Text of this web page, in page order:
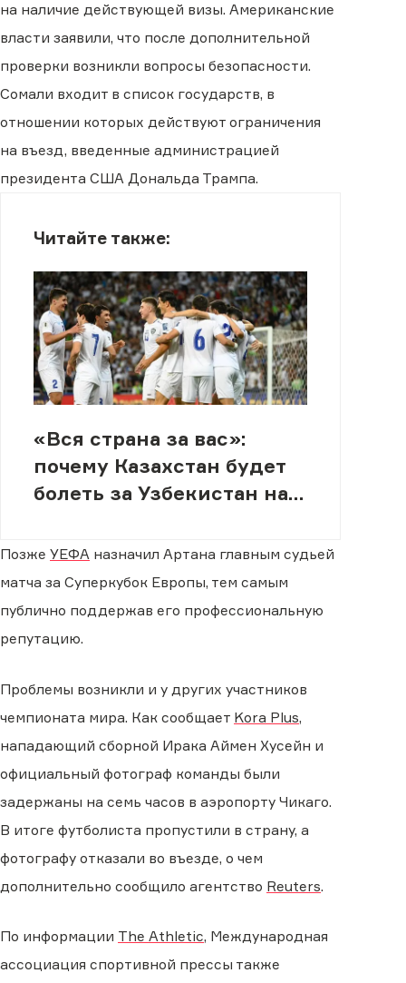
на наличие действующей визы. Американские
власти заявили, что после дополнительной
проверки возникли вопросы безопасности.
Сомали входит в список государств, в
отношении которых действуют ограничения
на въезд, введенные администрацией
президента США Дональда Трампа.
Читайте также:
«Вся страна за вас»:
почему Казахстан будет
болеть за Узбекистан на
Позже УЕФА назначил Артана главным судьей
матча за Суперкубок Европы, тем самым
публично поддержав его профессиональную
репутацию.
Проблемы возникли и у других участников
чемпионата мира. Как сообщает Kora Plus,
нападающий сборной Ирака Аймен Хусейн и
официальный фотограф команды были
задержаны на семь часов в аэропорту Чикаго.
В итоге футболиста пропустили в страну, а
фотографу отказали во въезде, о чем
дополнительно сообщило агентство Reuters.
По информации The Athletic, Международная
ассоциация спортивной прессы также